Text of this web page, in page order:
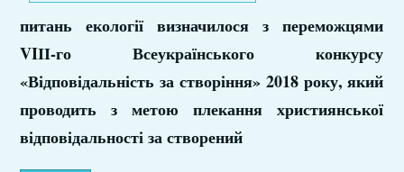
питань екології визначилося з переможцями
VIІІ-го Всеукраїнського конкурсу
«Відповідальність за створіння» 2018 року, який
проводить з метою плекання християнської
відповідальності за створений